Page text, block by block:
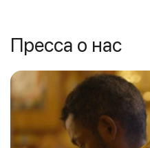
Пресса о нас